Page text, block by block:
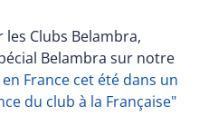
les Clubs Belambra,
Belambra sur notre
France cet été dans un
du club à la Française"